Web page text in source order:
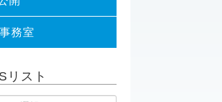
務室
リスト